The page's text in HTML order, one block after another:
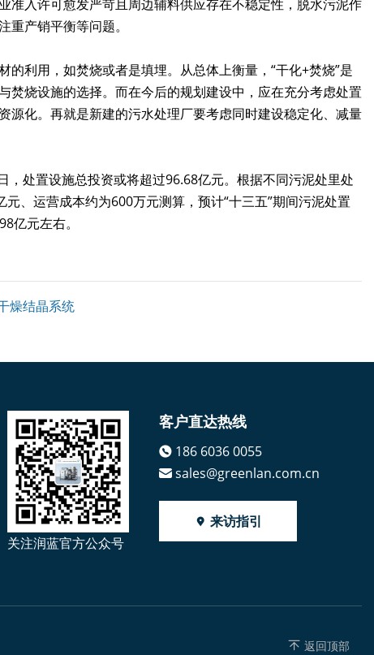
入许可愈发严苛且周边辅料供应存在不稳定性，脱水污泥作
产销平衡等问题。
利用，如焚烧或者是填埋。从总体上衡量，“干化+焚烧”是
烧设施的选择。而在今后的规划建设中，应在充分考虑处置
源化。再就是新建的污水处理厂要考虑同时建设稳定化、减量
处置设施总投资或将超过96.68亿元。根据不同污泥处里处
、运营成本约为600万元测算，预计“十三五”期间污泥处置
亿元左右。
燥结晶系统
关注润蓝官方公众号
客户直达热线
186 6036 0055
sales@greenlan.com.cn
来访指引
返回顶部